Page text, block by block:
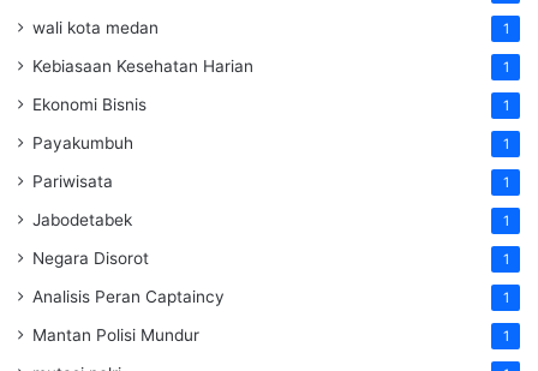
wali kota medan 1
Kebiasaan Kesehatan Harian 1
Ekonomi Bisnis 1
Payakumbuh 1
Pariwisata 1
Jabodetabek 1
Negara Disorot 1
Analisis Peran Captaincy 1
Mantan Polisi Mundur 1